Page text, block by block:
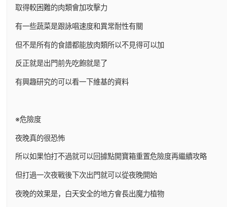
取得較困難的肉類會加攻擊力
有一些蔬菜是跟詠唱速度和異常耐性有關
但不是所有的食譜都能放肉類所以不見得可以加
反正就是出門前先吃飽就是了
有興趣研究的可以看一下維基的資料
※危險度
夜晚真的很恐怖
所以如果怕打不過就可以回據點開寶箱重置危險度再繼續攻略
但打過一次夜戰後下次出門就可以從夜晚開始
夜晚的效果是，白天安全的地方會長出魔力植物